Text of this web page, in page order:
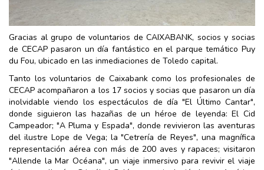
Gracias al grupo de voluntarios de CAIXABANK, socios y socias
de CECAP pasaron un día fantástico en el parque temático Puy
du Fou, ubicado en las inmediaciones de Toledo capital.
Tanto los voluntarios de Caixabank como los profesionales de
CECAP acompañaron a los 17 socios y socias que pasaron un día
inolvidable viendo los espectáculos de día "El Último Cantar",
donde siguieron las hazañas de un héroe de leyenda: El Cid
Campeador; "A Pluma y Espada", donde revivieron las aventuras
del ilustre Lope de Vega; la "Cetrería de Reyes", una magnífica
representación aérea con más de 200 aves y rapaces; visitaron
"Allende la Mar Océana", un viaje inmersivo para revivir el viaje